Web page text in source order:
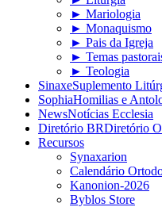
► Mariologia
► Monaquismo
► Pais da Igreja
► Temas
► Teologia
SinaxeSuplemento
SophiaHomilias e
NewsNotícias Ecclesia
Diretório BRDiretório
Recursos
Synaxarion
Calendário
Kanonion-2026
Byblos Store